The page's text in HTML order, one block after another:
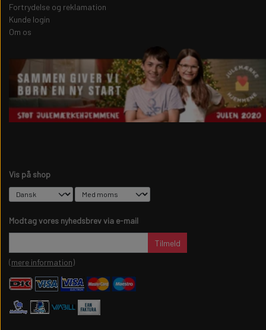
Fortrydelse og reklamation
Kunde login
Om os
Vis på shop
Modtag vores nyhedsbrev via e-mail
Tilmeld
(mere information)